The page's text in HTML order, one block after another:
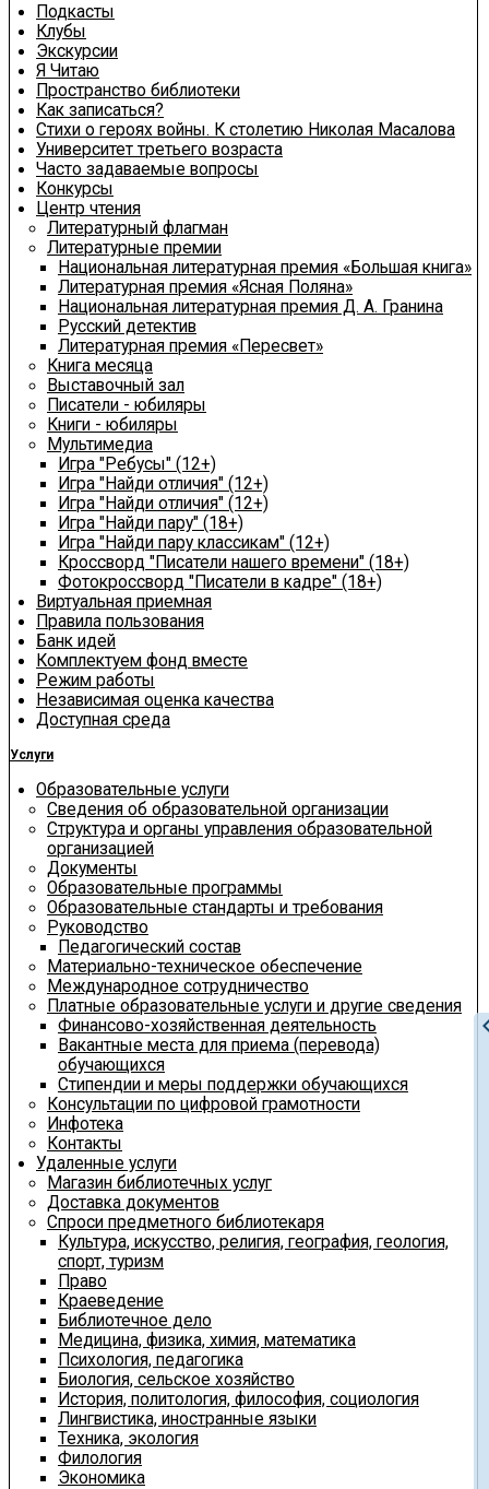
Подкасты
Клубы
Экскурсии
Я Читаю
Пространство библиотеки
Как записаться?
Стихи о героях войны. К столетию Николая Масалова
Университет третьего возраста
Часто задаваемые вопросы
Конкурсы
Центр чтения
Литературный флагман
Литературные премии
Национальная литературная премия «Большая книга»
Литературная премия «Ясная Поляна»
Национальная литературная премия Д. А. Гранина
Русский детектив
Литературная премия «Пересвет»
Книга месяца
Выставочный зал
Писатели - юбиляры
Книги - юбиляры
Мультимедиа
Игра "Ребусы" (12+)
Игра "Найди отличия" (12+)
Игра "Найди отличия" (12+)
Игра "Найди пару" (18+)
Игра "Найди пару классикам" (12+)
Кроссворд "Писатели нашего времени" (18+)
Фотокроссворд "Писатели в кадре" (18+)
Виртуальная приемная
Правила пользования
Банк идей
Комплектуем фонд вместе
Режим работы
Независимая оценка качества
Доступная среда
Услуги
Образовательные услуги
Сведения об образовательной организации
Структура и органы управления образовательной
организацией
Документы
Образовательные программы
Образовательные стандарты и требования
Руководство
Педагогический состав
Материально-техническое обеспечение
Международное сотрудничество
Платные образовательные услуги и другие сведения
Финансово-хозяйственная деятельность
Вакантные места для приема (перевода)
обучающихся
Стипендии и меры поддержки обучающихся
Консультации по цифровой грамотности
Инфотека
Контакты
Удаленные услуги
Магазин библиотечных услуг
Доставка документов
Спроси предметного библиотекаря
Культура, искусство, религия, география, геология,
спорт, туризм
Право
Краеведение
Библиотечное дело
Медицина, физика, химия, математика
Психология, педагогика
Биология, сельское хозяйство
История, политология, философия, социология
Лингвистика, иностранные языки
Техника, экология
Филология
Экономика